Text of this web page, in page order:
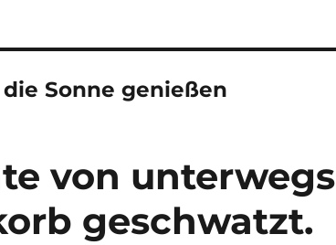
Sonne genießen
von unterwegs
geschwatzt.